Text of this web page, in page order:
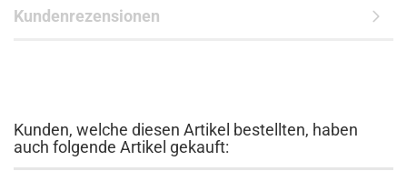
Kundenrezensionen
Kunden, welche diesen Artikel bestellten, haben
auch folgende Artikel gekauft: